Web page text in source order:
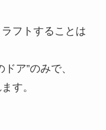
フトすることは
ア”のみで、
す。